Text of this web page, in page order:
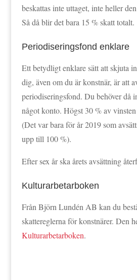
beskattas inte uttaget, inte heller
Så då blir det bara 15 % skatt totalt.
Periodiseringsfond enklare
Ett betydligt enklare sätt att skjuta
dig, även om du är konstnär, är att
periodiseringsfond. Du behöver då
något konto. Högst 30 % av
(Det var bara för år 2019 som
upp till 100 %).
Efter sex år ska årets avsättning
Kulturarbetarboken
Från Björn Lundén AB kan du
skattereglerna för konstnärer. Den
Kulturarbetarboken.